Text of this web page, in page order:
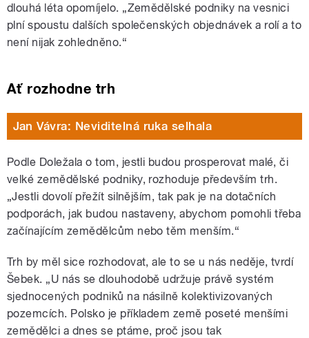
dlouhá léta opomíjelo. „Zemědělské podniky na vesnici
plní spoustu dalších společenských objednávek a rolí a to
není nijak zohledněno.“
Ať rozhodne trh
Jan Vávra: Neviditelná ruka selhala
Podle Doležala o tom, jestli budou prosperovat malé, či
velké zemědělské podniky, rozhoduje především trh.
„Jestli dovolí přežít silnějším, tak pak je na dotačních
podporách, jak budou nastaveny, abychom pomohli třeba
začínajícím zemědělcům nebo těm menším.“
Trh by měl sice rozhodovat, ale to se u nás neděje, tvrdí
Šebek. „U nás se dlouhodobě udržuje právě systém
sjednocených podniků na násilně kolektivizovaných
pozemcích. Polsko je příkladem země poseté menšími
zemědělci a dnes se ptáme, proč jsou tak